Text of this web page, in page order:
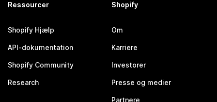
Ressourcer
Shopify Hjælp
API-dokumentation
Shopify Community
Research
Shopify
Om
Karriere
Investorer
Presse og medier
Partnere